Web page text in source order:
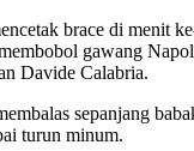
brace di menit
gawang
Davide Calabria.
sepanjang
turun minum.